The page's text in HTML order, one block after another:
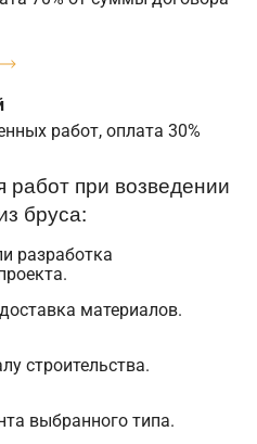
работ, оплата 30%
при возведении
бруса:
разработка
материалов.
строительства.
выбранного типа.